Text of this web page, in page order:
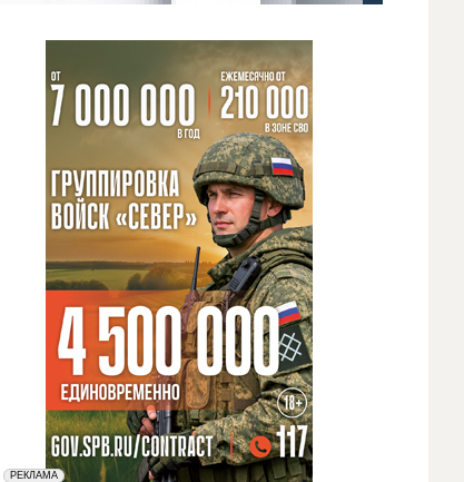
РЕКЛАМА